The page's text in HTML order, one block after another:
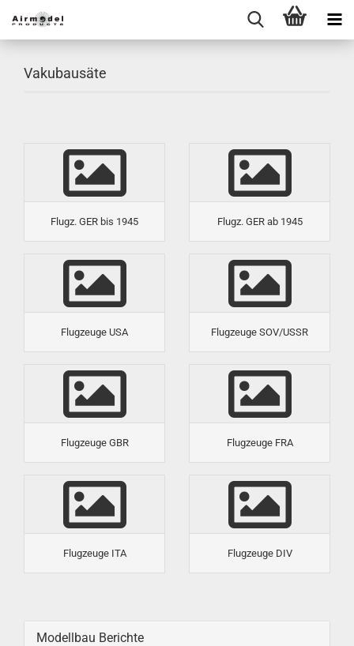
Vakubausäte
Flugz. GER bis 1945 Flugz. GER ab 1945
Flugzeuge USA Flugzeuge SOV/USSR
Flugzeuge GBR Flugzeuge FRA
Flugzeuge ITA Flugzeuge DIV
Modellbau Berichte